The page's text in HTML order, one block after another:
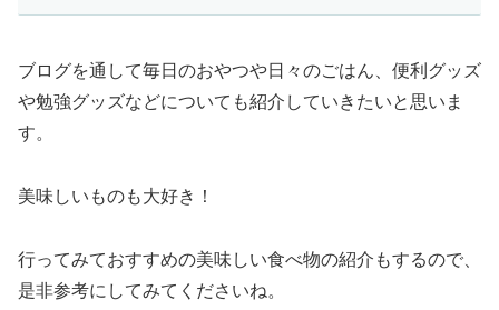
ブログを通して毎日のおやつや日々のごはん、便利グッズ
や勉強グッズなどについても紹介していきたいと思いま
す。
美味しいものも大好き！
行ってみておすすめの美味しい食べ物の紹介もするので、
是非参考にしてみてくださいね。